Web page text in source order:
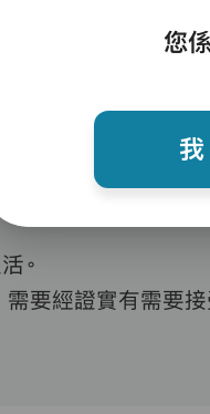
。
要經證實有需要接
您